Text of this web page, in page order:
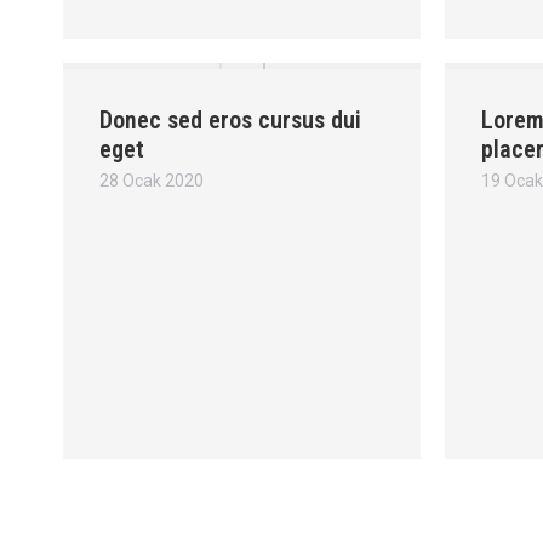
Donec sed eros cursus dui
eget
28 Ocak 2020 19